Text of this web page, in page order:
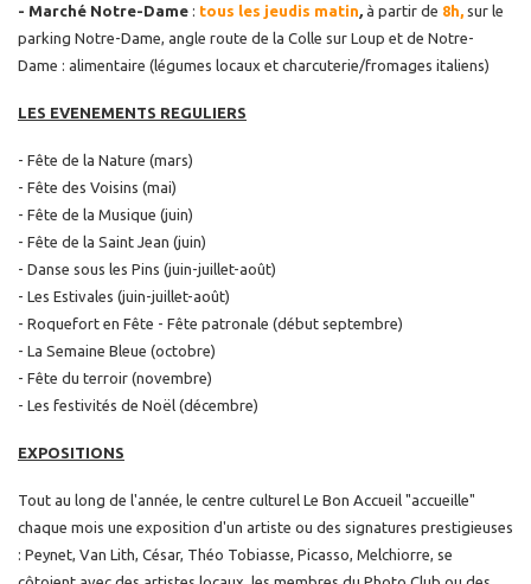
- Marché Notre-Dame : tous les jeudis matin à partir de 8h, sur le
parking Notre-Dame, angle route de la Colle sur Loup et de Notre-
Dame : alimentaire (légumes locaux et charcuterie/fromages italiens)
LES EVENEMENTS REGULIERS
- Fête de la Nature (mars)
- Fête des Voisins (mai)
- Fête de la Musique (juin)
- Fête de la Saint Jean (juin)
- Danse sous les Pins (juin-juillet-août)
- Les Estivales (juin-juillet-août)
- Roquefort en Fête - Fête patronale (début septembre)
- La Semaine Bleue (octobre)
- Fête du terroir (novembre)
- Les festivités de Noël (décembre)
EXPOSITIONS
Tout au long de l'année, le centre culturel Le Bon Accueil "accueille"
chaque mois une exposition d'un artiste ou des signatures prestigieuses
: Peynet, Van Lith, César, Théo Tobiasse, Picasso, Melchiorre, se